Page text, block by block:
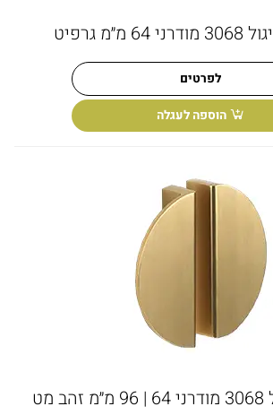
גרפיט
לפרטים
הוספה לעגלה